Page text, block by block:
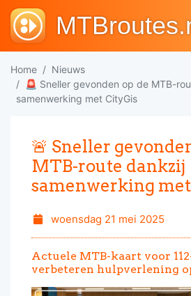
Home
Nieuws
🚨 Sneller gevonden op de MTB-
samenwerking met CityGis
🚨 Sneller
MTB-route dankzij
samenwerking
woensdag 21 mei 2025
Actuele MTB-kaart voor
verbeteren hulpverlening